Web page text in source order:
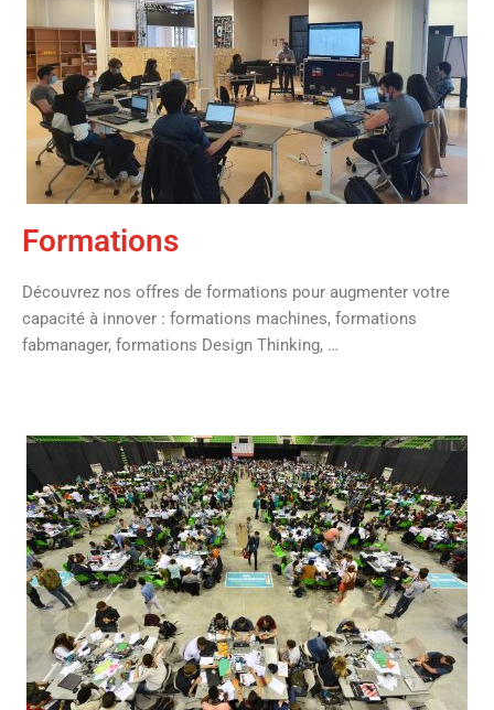
Formations
Découvrez nos offres de formations pour augmenter votre
capacité à innover : formations machines, formations
fabmanager, formations Design Thinking, …